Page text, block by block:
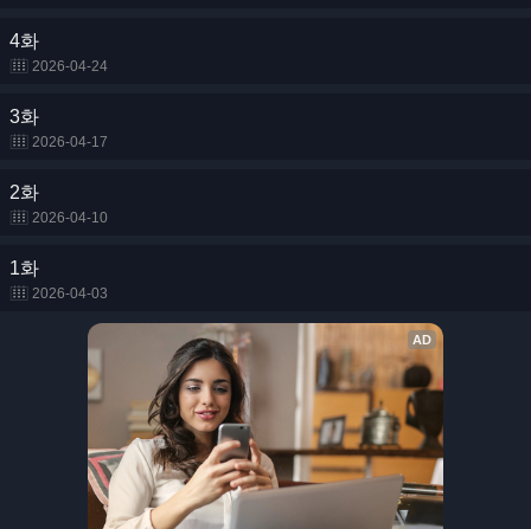
4화
2026-04-24
3화
2026-04-17
2화
2026-04-10
1화
2026-04-03